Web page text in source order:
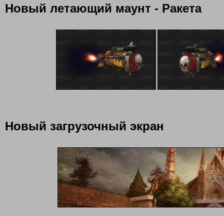
Новый летающий маунт - Ракета
Новый загрузочный экран